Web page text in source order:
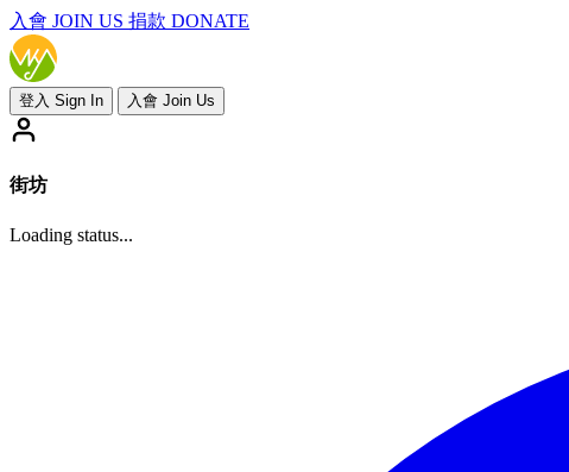
入會 JOIN US 捐款 DONATE
登入 Sign In 入會 Join Us
街坊
Loading status...